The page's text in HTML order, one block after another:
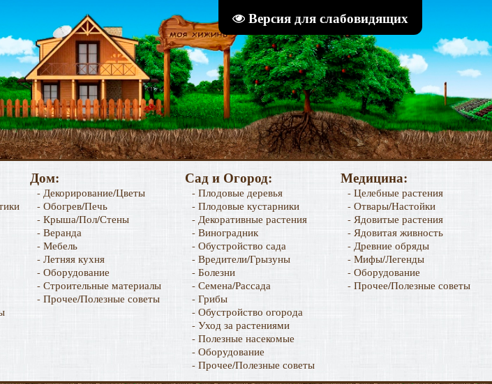
Версия для слабовидящих
Дом:
- Декорирование/Цветы
- Обогрев/Печь
- Крыша/Пол/Стены
- Веранда
- Мебель
- Летняя кухня
- Оборудование
- Строительные материалы
- Прочее/Полезные советы
Сад и Огород:
- Плодовые деревья
- Плодовые кустарники
- Декоративные растения
- Виноградник
- Обустройство сада
- Вредители/Грызуны
- Болезни
- Семена/Рассада
- Грибы
- Обустройство огорода
- Уход за растениями
- Полезные насекомые
- Оборудование
- Прочее/Полезные советы
Медицина:
- Целебные растения
- Отвары/Настойки
- Ядовитые растения
- Ядовитая живность
- Древние обряды
- Мифы/Легенды
- Оборудование
- Прочее/Полезные советы